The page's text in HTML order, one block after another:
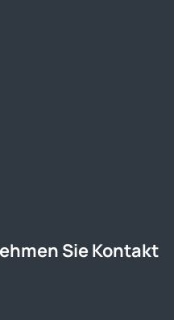
Sie Kontakt